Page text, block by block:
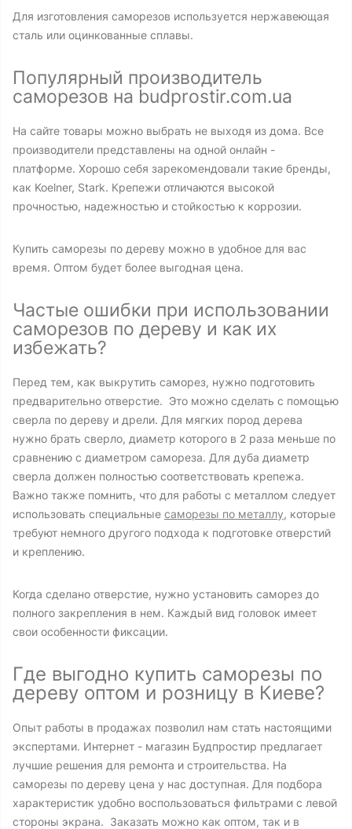
Для изготовления саморезов используется нержавеющая
сталь или оцинкованные сплавы.
Популярный производитель
саморезов на budprostir.com.ua
На сайте товары можно выбрать не выходя из дома. Все
производители представлены на одной онлайн -
платформе. Хорошо себя зарекомендовали такие бренды,
как Koelner, Stark. Крепежи отличаются высокой
прочностью, надежностью и стойкостью к коррозии.
Купить саморезы по дереву можно в удобное для вас
время. Оптом будет более выгодная цена.
Частые ошибки при использовании
саморезов по дереву и как их
избежать?
Перед тем, как выкрутить саморез, нужно подготовить
предварительно отверстие. Это можно сделать с помощью
сверла по дереву и дрели. Для мягких пород дерева
нужно брать сверло, диаметр которого в 2 раза меньше по
сравнению с диаметром самореза. Для дуба диаметр
сверла должен полностью соответствовать крепежа.
Важно также помнить, что для работы с металлом следует
использовать специальные саморезы по металлу, которые
требуют немного другого подхода к подготовке отверстий
и креплению.
Когда сделано отверстие, нужно установить саморез до
полного закрепления в нем. Каждый вид головок имеет
свои особенности фиксации.
Где выгодно купить саморезы по
дереву оптом и розницу в Киеве?
Опыт работы в продажах позволил нам стать настоящими
экспертами. Интернет - магазин Будпростир предлагает
лучшие решения для ремонта и строительства. На
саморезы по дереву цена у нас доступная. Для подбора
характеристик удобно воспользоваться фильтрами с левой
стороны экрана. Заказать можно как оптом, так и в